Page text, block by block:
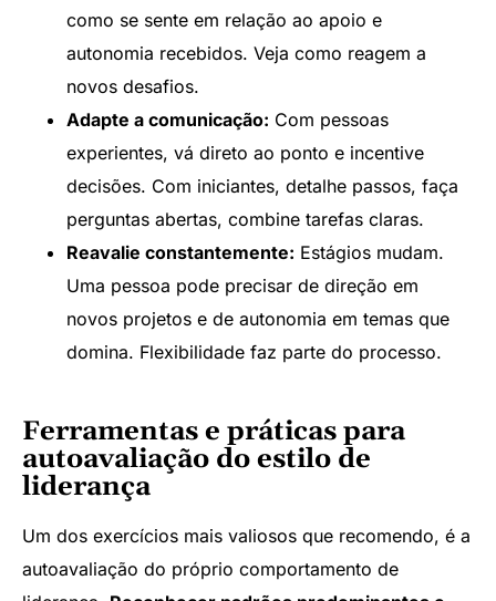
como se sente em relação ao apoio e
autonomia recebidos. Veja como reagem a
novos desafios.
Adapte a comunicação: Com pessoas
experientes, vá direto ao ponto e incentive
decisões. Com iniciantes, detalhe passos, faça
perguntas abertas, combine tarefas claras.
Reavalie constantemente: Estágios mudam.
Uma pessoa pode precisar de direção em
novos projetos e de autonomia em temas que
domina. Flexibilidade faz parte do processo.
Ferramentas e práticas para
autoavaliação do estilo de
liderança
Um dos exercícios mais valiosos que recomendo, é a
autoavaliação do próprio comportamento de